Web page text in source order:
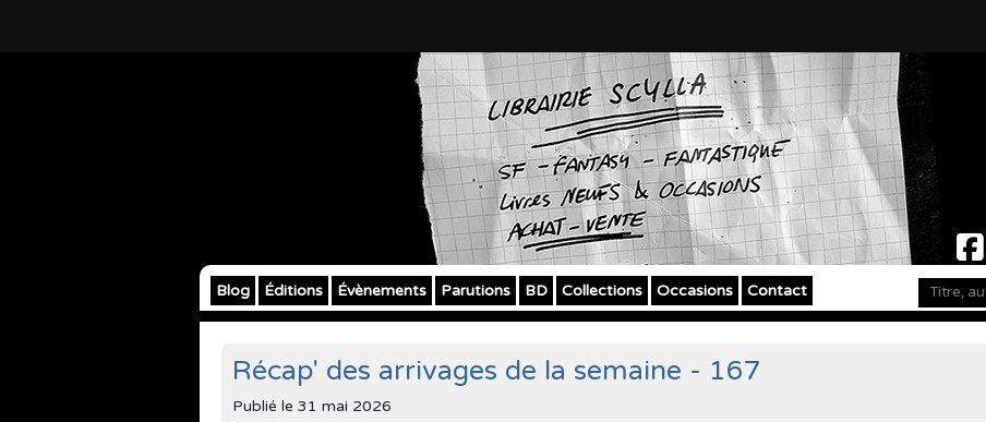
Blog Éditions Évènements Parutions BD Collections Occasions Contact
Récap' des arrivages de la semaine - 167
Publié le 31 mai 2026